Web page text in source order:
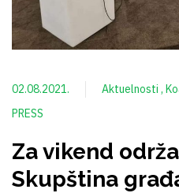
02.08.2021. Aktuelnosti
PRESS
Za vikend
Skupština